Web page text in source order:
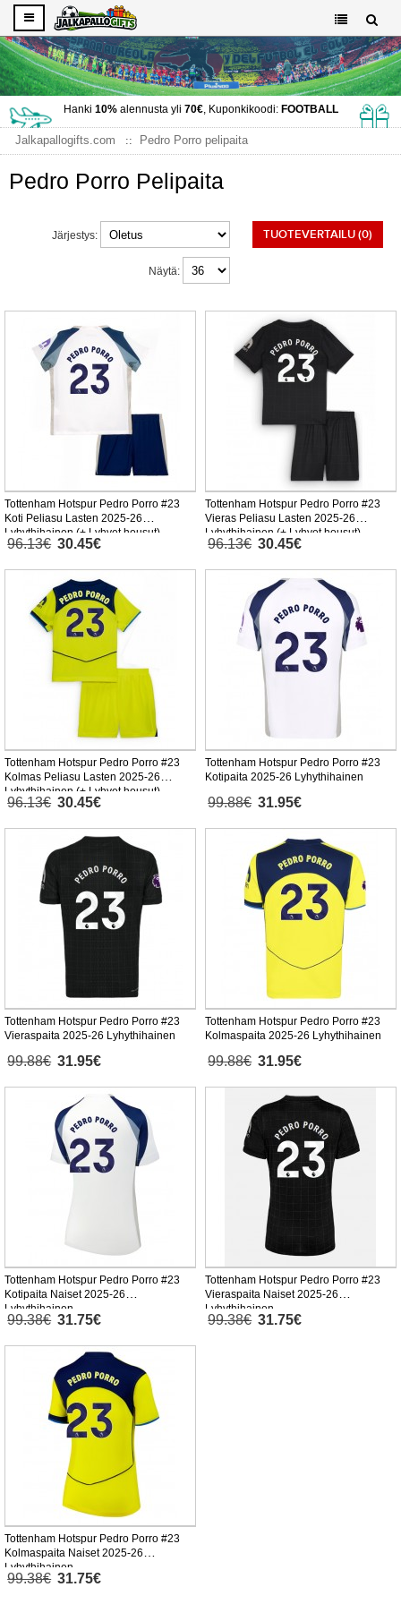
Hanki 10%alennusta yli 70€, Kuponkikoodi: FOOTBALL
Jalkapallogifts.com Pedro Porro pelipaita
Pedro Porro Pelipaita
TUOTEVERTAILU (0)
Järjestys:
Näytä:
Tottenham Hotspur Pedro Porro #23
Koti Peliasu Lasten 2025-26
Lyhythihainen (+ Lyhyet housut)
96.13€ 30.45€
Tottenham Hotspur Pedro Porro #23
Vieras Peliasu Lasten 2025-26
Lyhythihainen (+ Lyhyet housut)
96.13€ 30.45€
Tottenham Hotspur Pedro Porro #23
Kolmas Peliasu Lasten 2025-26
Lyhythihainen (+ Lyhyet housut)
96.13€ 30.45€
Tottenham Hotspur Pedro Porro #23
Kotipaita 2025-26 Lyhythihainen
99.88€ 31.95€
Tottenham Hotspur Pedro Porro #23
Vieraspaita 2025-26 Lyhythihainen
99.88€ 31.95€
Tottenham Hotspur Pedro Porro #23
Kolmaspaita 2025-26 Lyhythihainen
99.88€ 31.95€
Tottenham Hotspur Pedro Porro #23
Kotipaita Naiset 2025-26
Lyhythihainen
99.38€ 31.75€
Tottenham Hotspur Pedro Porro #23
Vieraspaita Naiset 2025-26
Lyhythihainen
99.38€ 31.75€
Tottenham Hotspur Pedro Porro #23
Kolmaspaita Naiset 2025-26
Lyhythihainen
99.38€ 31.75€